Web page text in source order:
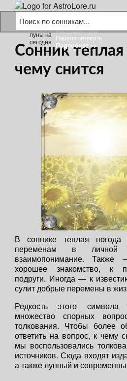
9 августа 2026 г.
Растущая Луна
Первая четверть
Подробнее >>
Сонник теплая
чему снится
В соннике теплая
переменам в личной
взаимопонимание.
хорошее знакомство, к
подруги. Иногда — к
сулит добрые перемены в
Редкость этого
множество спорных
толкования. Чтобы более
ответить на вопрос, к чему
мы воспользовались
источников. Сюда входят
а также лунный и